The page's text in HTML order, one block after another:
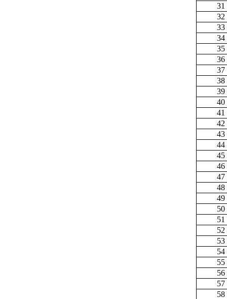
31
32
33
34
35
36
37
38
39
40
41
42
43
44
45
46
47
48
49
50
51
52
53
54
55
56
57
58